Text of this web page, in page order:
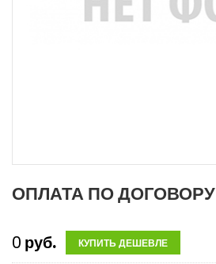
ОПЛАТА ПО ДОГОВОРУ
0 руб. КУПИТЬ ДЕШЕВЛЕ